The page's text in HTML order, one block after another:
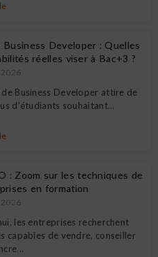
Business Developer : Quelles
réelles viser à Bac+3 ?
Business Developer attire de
d’étudiants souhaitant...
: Zoom sur les techniques de
en formation
les entreprises recherchent
capables de vendre, conseiller